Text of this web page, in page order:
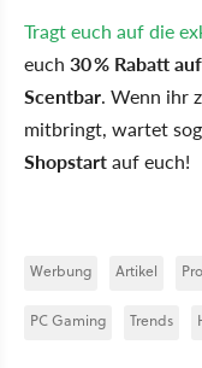
Tragt euch auf die
euch 30 % Rabatt
Scentbar. Wenn ihr
mitbringt, wartet
Shopstartauf euch!
Werbung Artikel
PC Gaming Trends